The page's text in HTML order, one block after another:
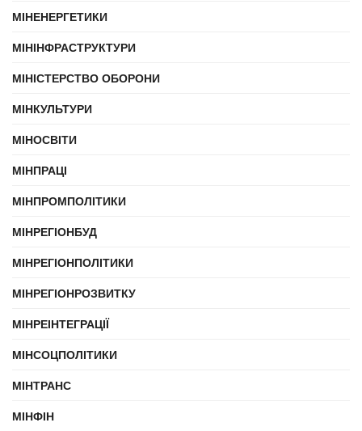
МІНЕНЕРГЕТИКИ
МІНІНФРАСТРУКТУРИ
МІНІСТЕРСТВО ОБОРОНИ
МІНКУЛЬТУРИ
МІНОСВІТИ
МІНПРАЦІ
МІНПРОМПОЛІТИКИ
МІНРЕГІОНБУД
МІНРЕГІОНПОЛІТИКИ
МІНРЕГІОНРОЗВИТКУ
МІНРЕІНТЕГРАЦІЇ
МІНСОЦПОЛІТИКИ
МІНТРАНС
МІНФІН